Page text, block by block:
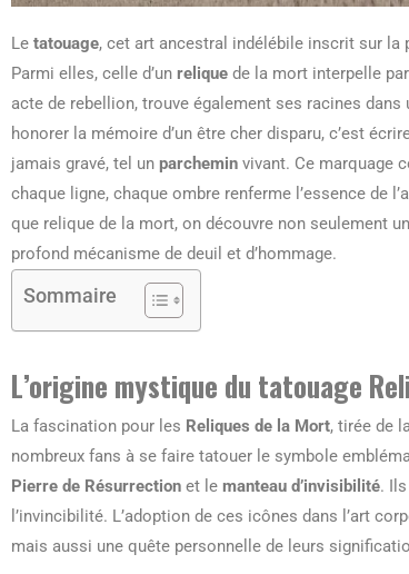
Le tatouage, cet art ancestral indélébile inscrit sur la
Parmi elles, celle d’un relique de la mort interpelle
acte de rebellion, trouve également ses racines
honorer la mémoire d’un être cher disparu, c’est
jamais gravé, tel un parchemin vivant. Ce marquage
chaque ligne, chaque ombre renferme l’essence de
que relique de la mort, on découvre non seulement
profond mécanisme de deuil et d’hommage.
Sommaire
L’origine mystique du tatouage
La fascination pour les Reliques de la Mort, tirée de
nombreux fans à se faire tatouer le symbole
Pierre de Résurrection et le manteau d’invisibilité.
l’invincibilité. L’adoption de ces icônes dans l’art
mais aussi une quête personnelle de leurs